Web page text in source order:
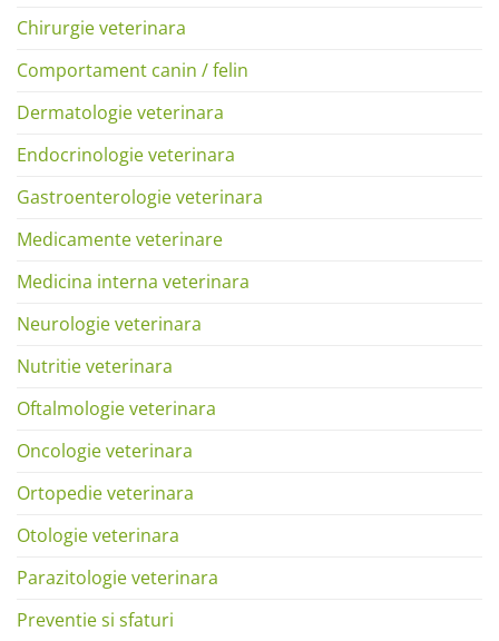
Chirurgie veterinara
Comportament canin / felin
Dermatologie veterinara
Endocrinologie veterinara
Gastroenterologie veterinara
Medicamente veterinare
Medicina interna veterinara
Neurologie veterinara
Nutritie veterinara
Oftalmologie veterinara
Oncologie veterinara
Ortopedie veterinara
Otologie veterinara
Parazitologie veterinara
Preventie si sfaturi